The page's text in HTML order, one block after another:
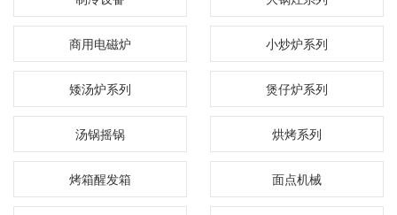
商用电磁炉 小炒炉系列
矮汤炉系列 煲仔炉系列
汤锅摇锅 烘烤系列
烤箱醒发箱 面点机械